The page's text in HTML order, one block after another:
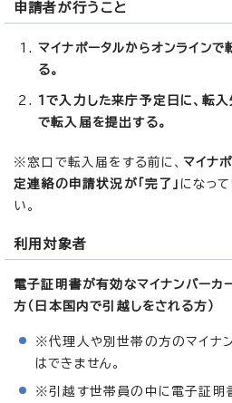
申請者が行うこと
マイナポータルからオンライン
る。
1で入力した来庁予定日に、転
で転入届を提出する。
※窓口で転入届をする前に、 マイナ
定連絡の申請状況が「完了」 になっ
い。
利用対象者
電子証明書が有効なマイナンバー
方（日本国内で引越しをされる方）
※代理人や別世帯の方のマイナ
はできません。
※引越す世帯員の中に電子証明